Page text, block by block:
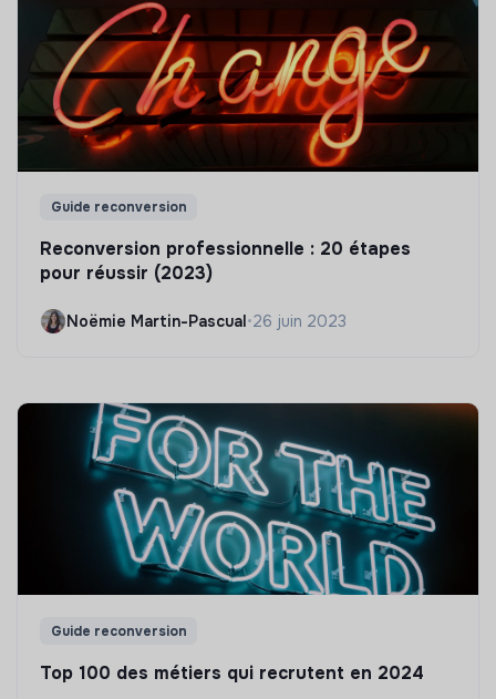
Guide reconversion
Reconversion professionnelle : 20 étapes
pour réussir (2023)
Noëmie Martin-Pascual•26 juin 2023
Guide reconversion
Top 100 des métiers qui recrutent en 2024